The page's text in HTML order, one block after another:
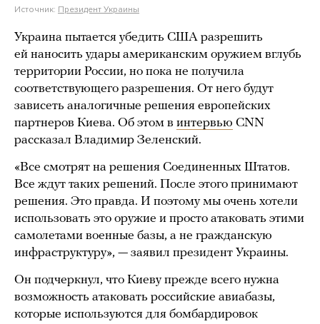
Источник: Президент Украины
Украина пытается убедить США разрешить
ей наносить удары американским оружием вглубь
территории России, но пока не получила
соответствующего разрешения. От него будут
зависеть аналогичные решения европейских
партнеров Киева. Об этом в интервью CNN
рассказал Владимир Зеленский.
«Все смотрят на решения Соединенных Штатов.
Все ждут таких решений. После этого принимают
решения. Это правда. И поэтому мы очень хотели
использовать это оружие и просто атаковать этими
самолетами военные базы, а не гражданскую
инфраструктуру», — заявил президент Украины.
Он подчеркнул, что Киеву прежде всего нужна
возможность атаковать российские авиабазы,
которые используются для бомбардировок